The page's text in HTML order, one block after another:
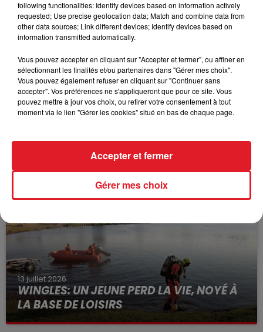
FIL D'ACTUS
BÉTHUNE: ENQUÊTE POUR HOMICIDE
VOLONTAIRE EN COURS, APRÈS LA...
Selon les premiers éléments, le logement servait
à des prostituées
13 juillet 2026
WINGLES: UN JEUNE PERD LA VIE, NOYÉ À
LA BASE DE LOISIRS
La victime a coulé à pic
following functionalities: Identify devices based on information actively
requested; Use precise geolocation data; Match and combine data from
other data sources; Link different devices; Identify devices based on
information transmitted automatically.
Vous pouvez accepter en cliquant sur "Accepter et fermer", ou affiner en
sélectionnant les finalités et/ou partenaires dans "Gérer mes choix".
Vous pouvez également refuser en cliquant sur "Continuer sans
accepter". Vos préférences ne s'appliqueront que pour ce site. Vous
pouvez mettre à jour vos choix, ou retirer votre consentement à tout
moment via le lien "Gérer les cookies" situé en bas de chaque page.
Gérer mes choix
Accepter et fermer